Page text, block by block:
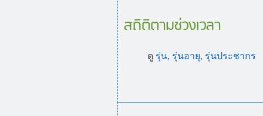
สถิติตามช่วงเวลา
ดู รุ่น, รุ่นอายุ, รุ่นประชากร